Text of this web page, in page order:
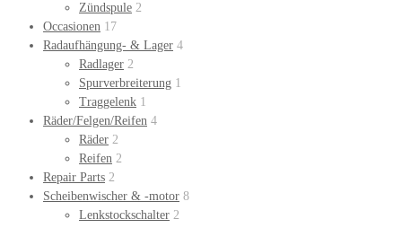
Zündspule 2
Occasionen 17
Radaufhängung- & Lager 4
Radlager 2
Spurverbreiterung 1
Traggelenk 1
Räder/Felgen/Reifen 4
Räder 2
Reifen 2
Repair Parts 2
Scheibenwischer & -motor 8
Lenkstockschalter 2